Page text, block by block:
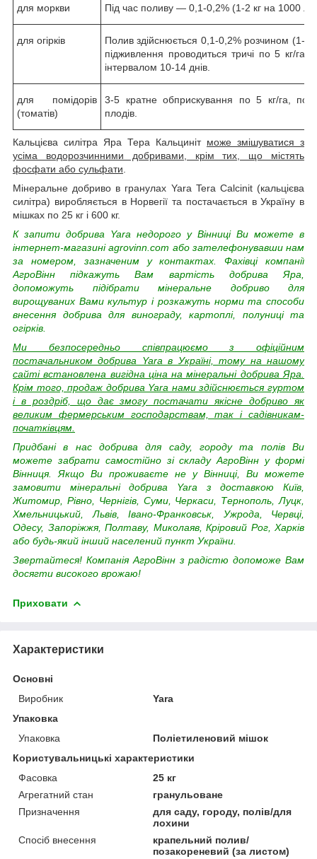
для моркви Під час поливу — 0,1-0,2% (1-2 кг на 1000 л
для огірків
Полив здійснюється 0,1-0,2% розчином (1-2
підживлення проводиться тричі по 5 кг/га
інтервалом 10-14 днів.
для помідорів
(томатів)
3-5 кратне обприскування по 5 кг/га,
плодів.
Кальцієва силітра Яра Тера Кальциніт може змішуватися з
усіма водорозчинними добривами, крім тих, що містять
фосфати або сульфати
Мінеральне добриво в гранулах Yara Tera Calcinit (кальцієва
силітра) виробляється в Норвегії та постачається в Україну в
мішках по 25 кг і 600 кг.
К запити добрива Yara недорого у Вінниці Ви можете в
інтернет-магазині agrovinn.com або зателефонувавши нам
за номером, зазначеним у контактах. Фахівці компанії
АгроВінн підкажуть Вам вартість добрива Яра,
допоможуть підібрати мінеральне добриво для
вирощуваних Вами культур і розкажуть норми та способи
внесення добрива для винограду, картоплі, полуниці та
огірків.
Ми безпосередньо співпрацюємо з офіційним
постачальником добрива Yara в Україні, тому на нашому
сайті встановлена вигідна ціна на мінеральні добрива Яра.
Крім того, продаж добрива Yara нами здійснюється гуртом
і в роздріб, що дає змогу постачати якісне добриво як
великим фермерським господарствам, так і садівникам-
початківцям.
Придбані в нас добрива для саду, городу та полів Ви
можете забрати самостійно зі складу АгроВінн у формі
Вінниця. Якщо Ви проживаєте не у Вінниці, Ви можете
замовити мінеральні добрива Yara з доставкою Київ,
Житомир, Рівно, Чернігів, Суми, Черкаси, Тернополь, Луцк,
Хмельницький, Львів, Івано-Франковськ, Ужрода, Червці,
Одесу, Запоріжжя, Полтаву, Миколаяв, Кріровий Рог, Харків
або будь-який інший населений пункт України.
Звертайтеся! Компанія АгроВінн з радістю допоможе Вам
досягти високого врожаю!
Приховати
Характеристики
Основні
Виробник
Yara
Упаковка
Упаковка
Поліетиленовий мішок
Користувальницькі характеристики
Фасовка
25 кг
Агрегатний стан
гранульоване
Призначення
для саду, городу, полів/для
лохини
Спосіб внесення
крапельний полив/
позакореневий (за листом)